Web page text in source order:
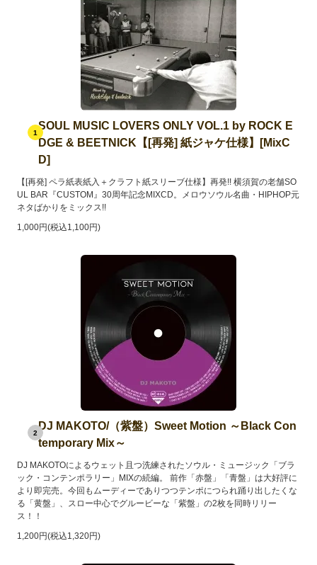
1
SOUL MUSIC LOVERS ONLY VOL.1 by ROCK E
DGE & BEETNICK【[再発] 紙ジャケ仕様】[MixC
D]
【[再発] ペラ紙表紙入＋クラフト紙スリーブ仕様】再発!! 横須賀の老舗SO
UL BAR『CUSTOM』30周年記念MIXCD。メロウソウル名曲・HIPHOP元
ネタばかりをミックス!!
1,000円(税込1,100円)
2
DJ MAKOTO/（紫盤）Sweet Motion ～Black Con
temporary Mix～
DJ MAKOTOによるウェット且つ洗練されたソウル・ミュージック「ブラ
ック・コンテンポラリー」MIXの続編。 前作「赤盤」「青盤」は大好評に
より即完売。今回もムーディーでありつつテンポにつられ踊り出したくな
る「黄盤」、スロー中心でグルービーな「紫盤」の2枚を同時リリー
ス！！
1,200円(税込1,320円)